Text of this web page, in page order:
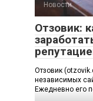
Новости
Отзовик:
Отзовик
независимых
Ежедневно его